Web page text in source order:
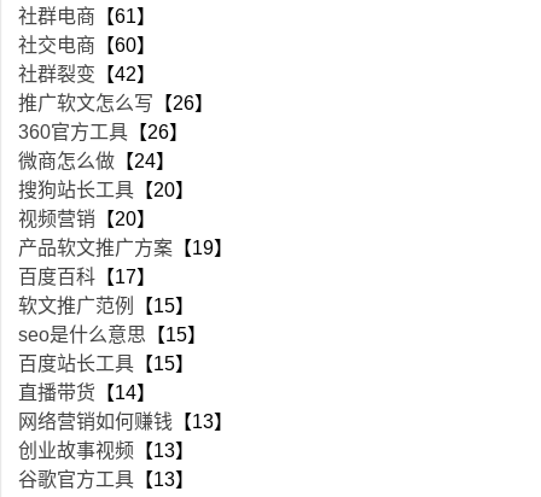
社群电商 【61】
社交电商 【60】
社群裂变 【42】
推广软文怎么写 【26】
360官方工具 【26】
微商怎么做 【24】
搜狗站长工具 【20】
视频营销 【20】
产品软文推广方案 【19】
百度百科 【17】
软文推广范例
【15】
seo是什么意思 【15】
百度站长工具 【15】
直播带货 【14】
网络营销如何赚钱 【13】
创业故事视频 【13】
谷歌官方工具 【13】